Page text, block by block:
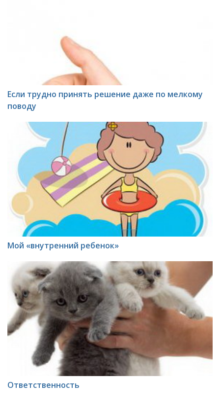
Если трудно принять решение даже по мелкому
поводу
Мой «внутренний ребенок»
Ответственность